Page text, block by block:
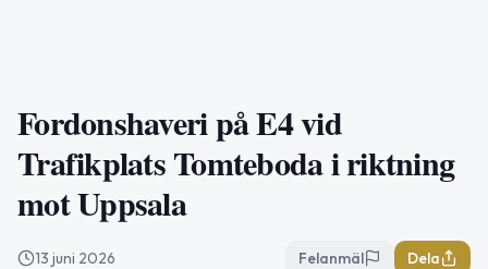
Fordonshaveri på E4 vid
Trafikplats Tomteboda i riktning
mot Uppsala
13 juni 2026 Felanmäl Dela